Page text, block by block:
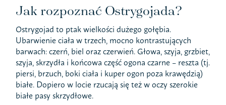
Jak rozpoznać Ostrygojada?
Ostrygojad to ptak wielkości dużego gołębia.
Ubarwienie ciała w trzech, mocno kontrastujących
barwach: czerń, biel oraz czerwień. Głowa, szyja, grzbiet,
szyja, skrzydła i końcowa część ogona czarne – reszta (tj.
piersi, brzuch, boki ciała i kuper ogon poza krawędzią)
białe. Dopiero w locie rzucają się też w oczy szerokie
białe pasy skrzydłowe.